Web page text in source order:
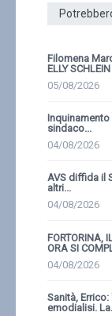
Filomena
ELLY
05/08/2026
sindaco...
04/08/2026
AVS diffida il
altri...
04/08/2026
FORTORINA,
ORA SI
04/08/2026
Sanità,
emodialisi.